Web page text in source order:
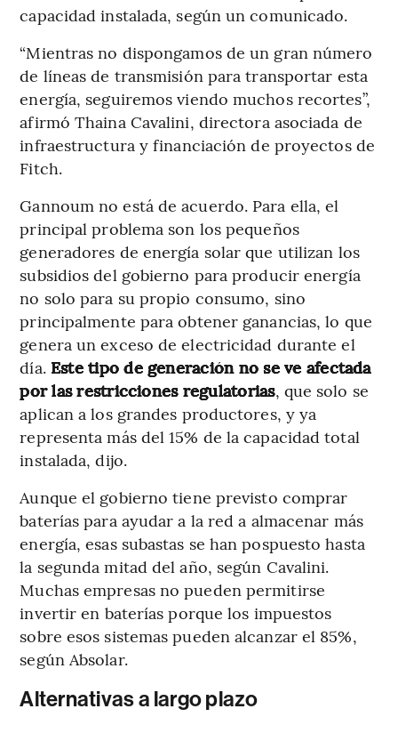
capacidad instalada, según un comunicado.
“Mientras no dispongamos de un gran número
de líneas de transmisión para transportar esta
energía, seguiremos viendo muchos recortes”,
afirmó Thaina Cavalini, directora asociada de
infraestructura y financiación de proyectos de
Fitch.
Gannoum no está de acuerdo. Para ella, el
principal problema son los pequeños
generadores de energía solar que utilizan los
subsidios del gobierno para producir energía
no solo para su propio consumo, sino
principalmente para obtener ganancias, lo que
genera un exceso de electricidad durante el
día. Este tipo de generación no se ve afectada
por las restricciones regulatorias, que solo se
aplican a los grandes productores, y ya
representa más del 15% de la capacidad total
instalada, dijo.
Aunque el gobierno tiene previsto comprar
baterías para ayudar a la red a almacenar más
energía, esas subastas se han pospuesto hasta
la segunda mitad del año, según Cavalini.
Muchas empresas no pueden permitirse
invertir en baterías porque los impuestos
sobre esos sistemas pueden alcanzar el 85%,
según Absolar.
Alternativas a largo plazo